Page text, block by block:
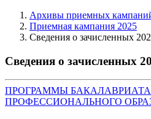
Архивы приемных
Приемная кампания 2025
Сведения о зачисленных
Сведения о зачисленных
ПРОГРАММЫ БАКАЛАВРИАТА
ПРОФЕССИОНАЛЬНОГО